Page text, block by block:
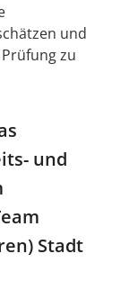
und
zu
und
Stadt